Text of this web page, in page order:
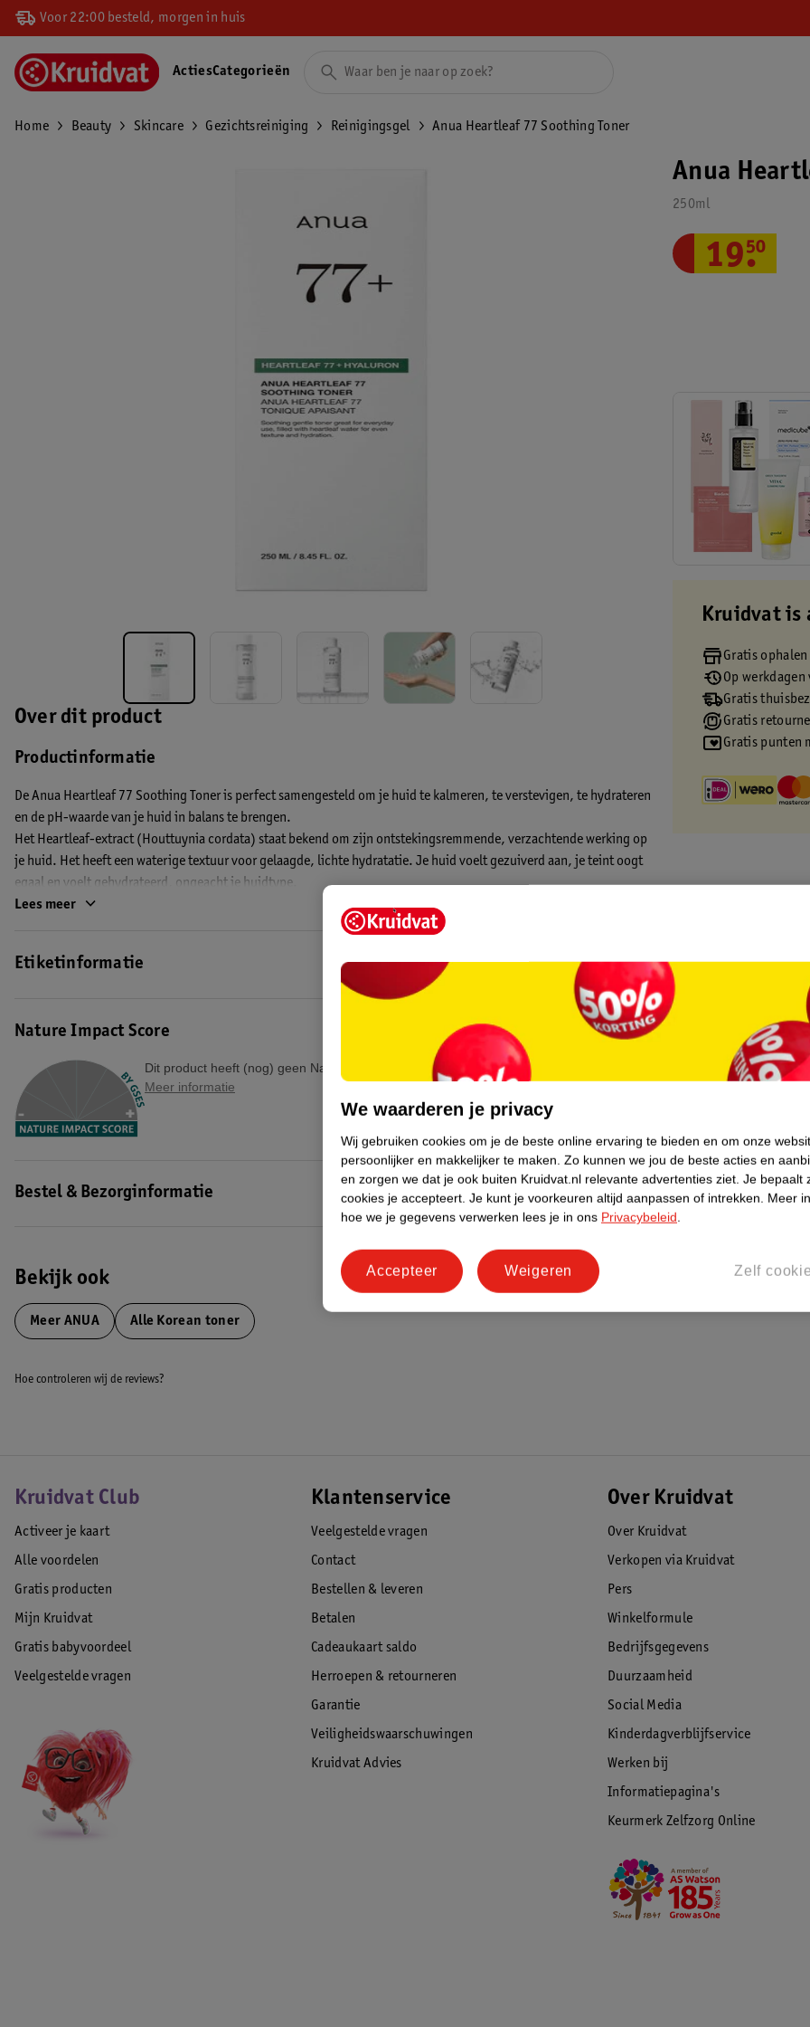
Voor 22:00 besteld, morgen in huis
ActiesCategorieën
Home Beauty Skincare Gezichtsreiniging Reinigingsgel Anua Heartleaf 77 Soothing Toner
Over dit product
Productinformatie
De Anua Heartleaf 77 Soothing Toner is perfect samengesteld om je huid te kalmeren, te verstevigen, te hydrateren
en de pH-waarde van je huid in balans te brengen.
Het Heartleaf-extract (Houttuynia cordata) staat bekend om zijn ontstekingsremmende, verzachtende werking op
je huid. Het heeft een waterige textuur voor gelaagde, lichte hydratatie. Je huid voelt gezuiverd aan, je teint oogt
egaal en voelt gehydrateerd, ongeacht je huidtype.
Anua gebruikt uitsluitend heartleaf-ingrediënten die in Korea zijn geteeld en geoogst.
Lees meer
Etiketinformatie
Nature Impact Score
Dit product heeft (nog) geen Nature Impact Score.
Meer informatie
Bestel & Bezorginformatie
Bekijk ook
Meer ANUA Alle Korean toner
Anua
250ml
19.
50
Kruidvat is
Gratis
Op
Gratis
Gratis
Gratis punten
Hoe controleren wij de reviews?
Kruidvat Club
Activeer je kaart
Alle voordelen
Gratis producten
Mijn Kruidvat
Gratis babyvoordeel
Veelgestelde vragen
Klantenservice
Veelgestelde vragen
Contact
Bestellen & leveren
Betalen
Cadeaukaart saldo
Herroepen & retourneren
Garantie
Veiligheidswaarschuwingen
Kruidvat Advies
Over Kruidvat
Over Kruidvat
Verkopen via Kruidvat
Pers
Winkelformule
Bedrijfsgegevens
Duurzaamheid
Social Media
Kinderdagverblijfservice
Werken bij
Informatiepagina's
Keurmerk Zelfzorg Online
We waarderen je privacy
Wij gebruiken cookies om je de beste online ervaring te bieden en om onze
persoonlijker en makkelijker te maken. Zo kunnen we jou de beste acties en
en zorgen we dat je ook buiten Kruidvat.nl relevante advertenties ziet. Je bepaalt
cookies je accepteert. Je kunt je voorkeuren altijd aanpassen of intrekken. Meer
hoe we je gegevens verwerken lees je in ons Privacybeleid.
Zelf
Weigeren
Accepteer